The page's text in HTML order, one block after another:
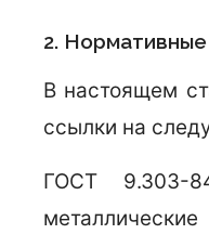
2.
В настоящем
ссылки на
ГОСТ 9.303-